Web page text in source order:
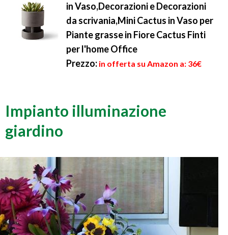
in Vaso,Decorazioni e Decorazioni
da scrivania,Mini Cactus in Vaso per
Piante grasse in Fiore Cactus Finti
per l'home Office
Prezzo: in offerta su Amazon a: 36€
Impianto illuminazione
giardino